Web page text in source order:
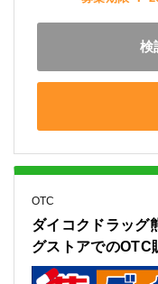
検
OTC
ダイコクドラッグ
グストアでのOTC